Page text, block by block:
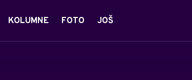
KOLUMNE FOTO JOŠ